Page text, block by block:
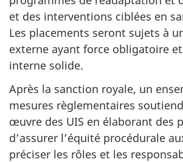
et des interventions ciblées en
Les placements seront sujets à
externe ayant force obligatoire
interne solide.
Après la sanction royale, un
mesures règlementaires
œuvre des UIS en élaborant des
d’assurer l’équité procédurale
préciser les rôles et les